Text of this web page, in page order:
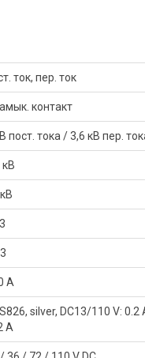
ток, пер. ток
контакт
пост. тока / 3,6 кВ пер.
кВ
A
silver, DC13/110 V: 0.2
A